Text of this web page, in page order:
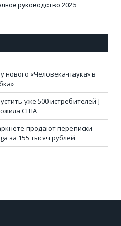
руководство 2025
нового «Человека-паука» в
уже 500 истребителей J-
США
продают переписки
за 155 тысяч рублей